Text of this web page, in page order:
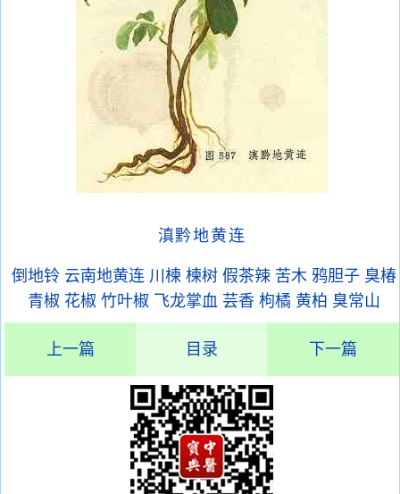
滇黔地黄连
倒地铃 云南地黄连 川楝 楝树 假茶辣 苦木 鸦胆子 臭椿
青椒 花椒 竹叶椒 飞龙掌血 芸香 枸橘 黄柏 臭常山
上一篇 目录 下一篇